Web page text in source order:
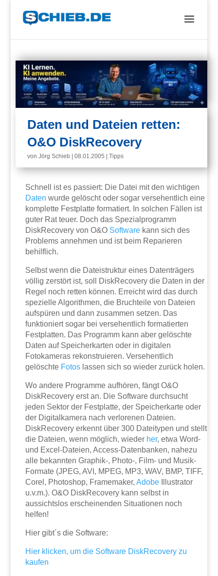
Daten und Dateien retten:
O&O DiskRecovery
vonJörg Schieb |08.01.2005 |Tipps
Schnell ist es passiert: Die Datei mit den wichtigen
Daten wurde gelöscht oder sogar versehentlich eine
komplette Festplatte formatiert. In solchen Fällen ist
guter Rat teuer. Doch das Spezialprogramm
DiskRecovery von O&O Software kann sich des
Problems annehmen und ist beim Reparieren
behilflich.
Selbst wenn die Dateistruktur eines Datenträgers
völlig zerstört ist, soll DiskRecovery die Daten in der
Regel noch retten können. Erreicht wird das durch
spezielle Algorithmen, die Bruchteile von Dateien
aufspüren und dann zusammen setzen. Das
funktioniert sogar bei versehentlich formatierten
Festplatten. Das Programm kann aber gelöschte
Daten auf Speicherkarten oder in digitalen
Fotokameras rekonstruieren. Versehentlich
gelöschte Fotos lassen sich so wieder zurück holen.
Wo andere Programme aufhören, fängt O&O
DiskRecovery erst an. Die Software durchsucht
jeden Sektor der Festplatte, der Speicherkarte oder
der Digitalkamera nach verlorenen Dateien.
DiskRecovery erkennt über 300 Dateitypen und stellt
die Dateien, wenn möglich, wieder her, etwa Word-
und Excel-Dateien, Access-Datenbanken, nahezu
alle bekannten Graphik-, Photo-, Film- und Musik-
Formate (JPEG, AVI, MPEG, MP3, WAV, BMP, TIFF,
Corel, Photoshop, Framemaker,Adobe Illustrator
u.v.m.). O&O DiskRecovery kann selbst in
aussichtslos erscheinenden Situationen noch
helfen!
Hier gibt´s die Software:
Hier klicken, um die Software DiskRecovery zu
kaufen